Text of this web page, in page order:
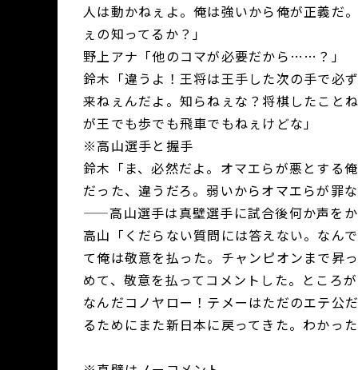
人は動かねぇよ。俺は強いから俺が正義だ
ぇの知ってるか？」
野上アナ「他のコマが必要だから……？」
鈴木「違うよ！王将は王手した次の手で必
来ねぇんだよ。知らねぇな？将棋したこと
が王でも歩でも飛車でもねぇけどな」
※高山選手と握手
鈴木「ま、必然だよ。オマエらが悪とする
だった、違うだろ。弱いからオマエらが罪
——高山選手は真壁選手に試合後何か声を
高山「くだらない質問には答えない。なん
て俺は敬意を払った。チャンピオンまで昇
めて、敬意を払ってコメントした。ところ
なんだコノヤロー！テメーはただのエテ公
るためにまた新日本に戻ってきた。わかっ